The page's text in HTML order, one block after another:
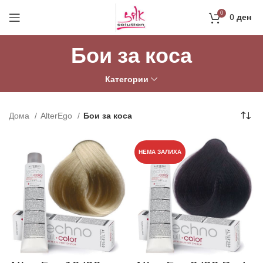
0 0ден
Бои за коса
Категории
Дома AlterEgo Бои за коса
НЕМА ЗАЛИХА
Направи профил и добиј на меил код за 10%
попуст на прва нарачка